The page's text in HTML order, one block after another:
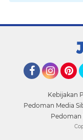
Kebijakan
Pedoman Media
Pedoman